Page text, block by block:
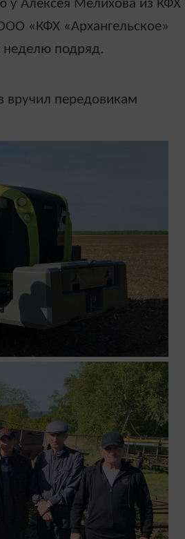
у Алексея Мелихова из КФХ
«КФХ «Архангельское»
неделю подряд.
вручил передовикам